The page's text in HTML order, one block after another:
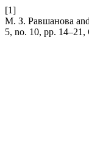
[1]
М. З. Равшанова
5, no. 10, pp. 14–21,